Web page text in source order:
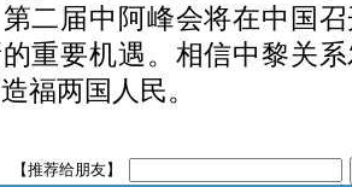
二届中阿峰会将在中国
重要机遇。相信中黎关
福两国人民。
【推荐给朋友】